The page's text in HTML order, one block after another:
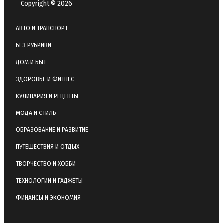
Copyright © 2026
АВТО И ТРАНСПОРТ
БЕЗ РУБРИКИ
ДОМ И БЫТ
ЗДОРОВЬЕ И ФИТНЕС
КУЛИНАРИЯ И РЕЦЕПТЫ
МОДА И СТИЛЬ
ОБРАЗОВАНИЕ И РАЗВИТИЕ
ПУТЕШЕСТВИЯ И ОТДЫХ
ТВОРЧЕСТВО И ХОББИ
ТЕХНОЛОГИИ И ГАДЖЕТЫ
ФИНАНСЫ И ЭКОНОМИЯ